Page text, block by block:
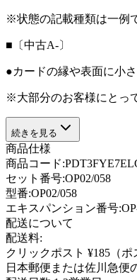
※状態の記載種類は一例
■〔中古A-〕
●カードの縁や表面に小
※大部分のお客様にとっ
続きを見る
商品仕様
商品コード:
セット番号:OP02/058
型番:OP02/058
エキスパンション番号:
配送について
配送料:
クリックポスト ¥185（ポ
日本郵便または佐川急便